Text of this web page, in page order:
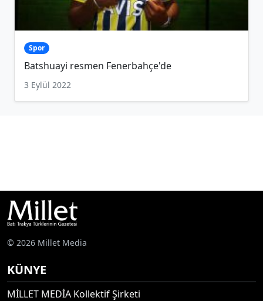
Spor
Batshuayi resmen Fenerbahçe'de
3 Eylül 2022
© 2026 Millet Media
KÜNYE
MİLLET MEDİA Kollektif Şirketi